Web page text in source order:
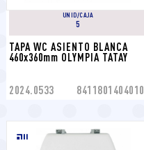
UNID/CAJA
5
TAPA WC ASIENTO BLANCA
460x360mm OLYMPIA TATAY
2024.0533 8411801404010